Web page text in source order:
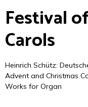
Festival
Carols
Heinrich Schütz:
Advent and Christmas
Works for Organ